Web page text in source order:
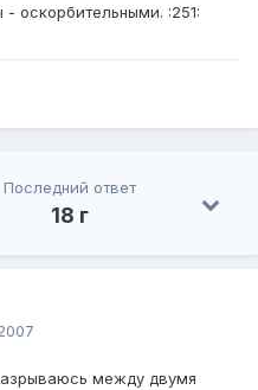
оскорбительными. :251:
Последний ответ
18 г
между двумя